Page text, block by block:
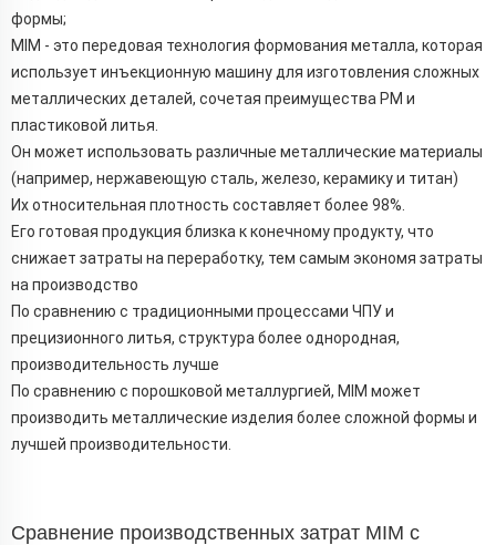
формы;
MIM - это передовая технология формования металла, которая
использует инъекционную машину для изготовления сложных
металлических деталей, сочетая преимущества PM и
пластиковой литья.
Он может использовать различные металлические материалы
(например, нержавеющую сталь, железо, керамику и титан)
Их относительная плотность составляет более 98%.
Его готовая продукция близка к конечному продукту, что
снижает затраты на переработку, тем самым экономя затраты
на производство
По сравнению с традиционными процессами ЧПУ и
прецизионного литья, структура более однородная,
производительность лучше
По сравнению с порошковой металлургией, MIM может
производить металлические изделия более сложной формы и
лучшей производительности.
Сравнение производственных затрат MIM с